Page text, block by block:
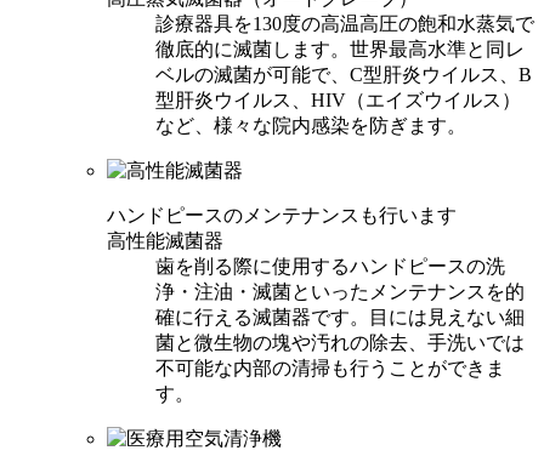
診療器具を130度の高温高圧の飽和水蒸気で
徹底的に滅菌します。世界最高水準と同レ
ベルの滅菌が可能で、C型肝炎ウイルス、B
型肝炎ウイルス、HIV（エイズウイルス）
など、様々な院内感染を防ぎます。
ハンドピースのメンテナンスも行います
高性能滅菌器
歯を削る際に使用するハンドピースの洗
浄・注油・滅菌といったメンテナンスを的
確に行える滅菌器です。目には見えない細
菌と微生物の塊や汚れの除去、手洗いでは
不可能な内部の清掃も行うことができま
す。